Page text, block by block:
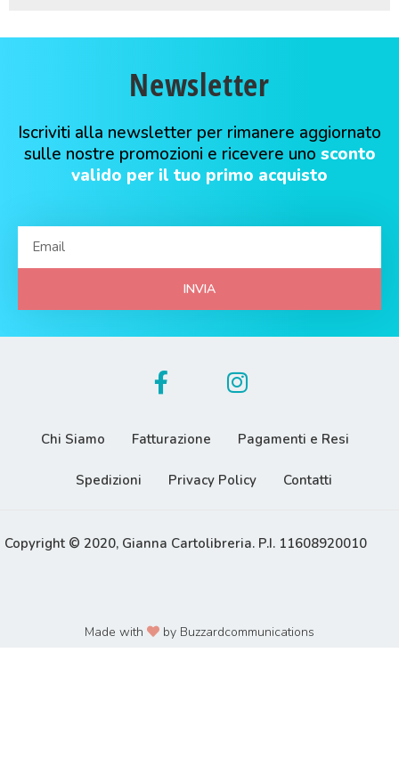
Newsletter
Iscriviti alla newsletter per rimanere aggiornato
sulle nostre promozioni e ricevere uno sconto
valido per il tuo primo acquisto
INVIA
Chi Siamo Fatturazione Pagamenti e Resi
Spedizioni Privacy Policy Contatti
Copyright © 2020, Gianna Cartolibreria. P.I. 11608920010
Made with by Buzzardcommunications